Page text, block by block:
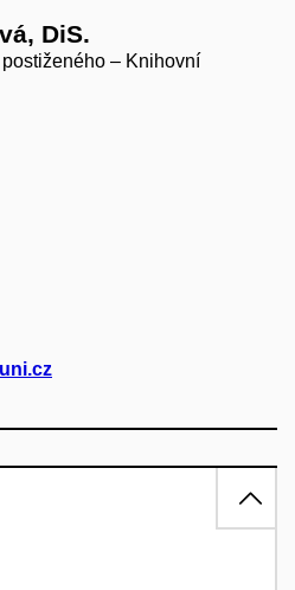
DiS.
– Knihovní